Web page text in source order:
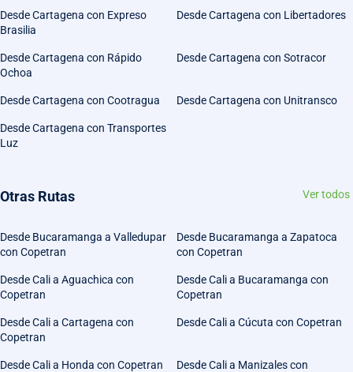
Desde Cartagena con Expreso
Brasilia
Desde Cartagena con Libertadores
Desde Cartagena con Rápido
Ochoa
Desde Cartagena con Sotracor
Desde Cartagena con Cootragua Desde Cartagena con Unitransco
Desde Cartagena con Transportes
Luz
Otras Rutas Ver todos
Desde Bucaramanga a Valledupar
con Copetran
Desde Bucaramanga a Zapatoca
con Copetran
Desde Cali a Aguachica con
Copetran
Desde Cali a Bucaramanga con
Copetran
Desde Cali a Cartagena con
Copetran
Desde Cali a Cúcuta con Copetran
Desde Cali a Honda con Copetran
Desde Cali a Manizales con